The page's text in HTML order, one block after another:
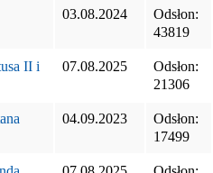
03.08.2024
Odsłon:
43819
II i
07.08.2025
Odsłon:
21306
04.09.2023
Odsłon:
17499